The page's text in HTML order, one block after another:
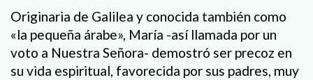
Originaria de Galilea y conocida también como
«la pequeña árabe», María -así llamada por un
voto a Nuestra Señora- demostró ser precoz en
su vida espiritual, favorecida por sus padres, muy